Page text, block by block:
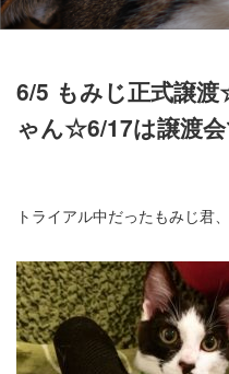
6/5 もみじ正式譲
ゃん☆6/17は譲渡
トライアル中だったもみじ君
料金
里親について
店舗情報